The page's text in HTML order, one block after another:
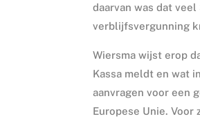
daarvan was dat
verblijfsvergunning
Wiersma wijst erop
Kassa meldt en wat
aanvragen voor een
Europese Unie. Voor